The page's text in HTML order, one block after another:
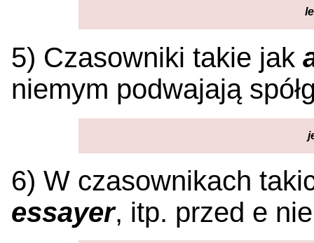
5) Czasowniki takie jak
niemym podwajają
6) W czasownikach
essayer, itp. przed e